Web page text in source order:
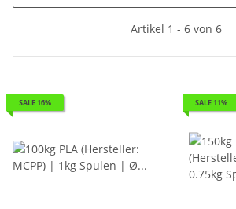
Artikel 1 - 6 von 6
SALE 16% SALE 11%